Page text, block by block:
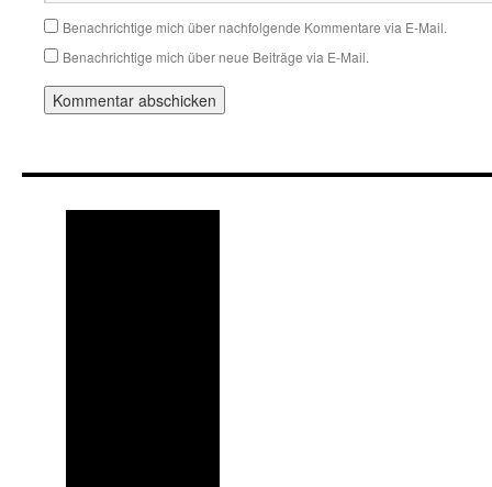
Benachrichtige mich über nachfolgende Kommentare via E-Mail.
Benachrichtige mich über neue Beiträge via E-Mail.